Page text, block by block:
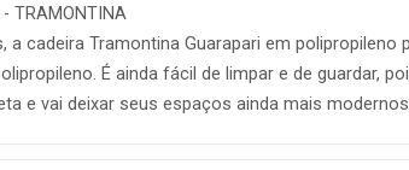
TRAMONTINA
cadeira Tramontina Guarapari em
É ainda fácil de limpar e de guardar,
e vai deixar seus espaços ainda mais